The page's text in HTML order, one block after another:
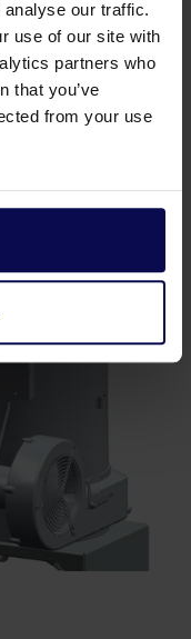
our traffic.
use of our site with
partners who
that you’ve
from your use
Tanks gepumpt.
heiße Wasser auf
als erwärmte
die hohe
Eis ein und es
dabei an der